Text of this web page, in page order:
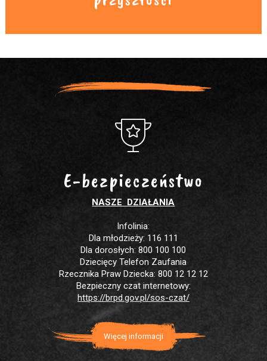
E-bezpieczeństwo
NASZE DZIAŁANIA
Infolinia:
Dla młodzieży: 116 111
Dla dorosłych: 800 100 100
Dziecięcy Telefon Zaufania
Rzecznika Praw Dziecka: 800 12 12 12
Bezpieczny czat internetowy:
https://brpd.gov.pl/sos-czat/
Więcej informacji